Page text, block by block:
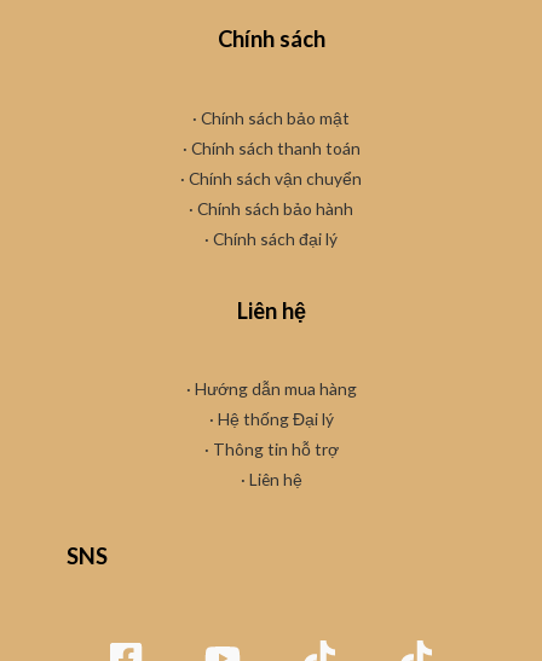
Chính sách
· Chính sách bảo mật
· Chính sách thanh toán
· Chính sách vận chuyển
· Chính sách bảo hành
· Chính sách đại lý
Liên hệ
· Hướng dẫn mua hàng
· Hệ thống Đại lý
· Thông tin hỗ trợ
· Liên hệ
SNS